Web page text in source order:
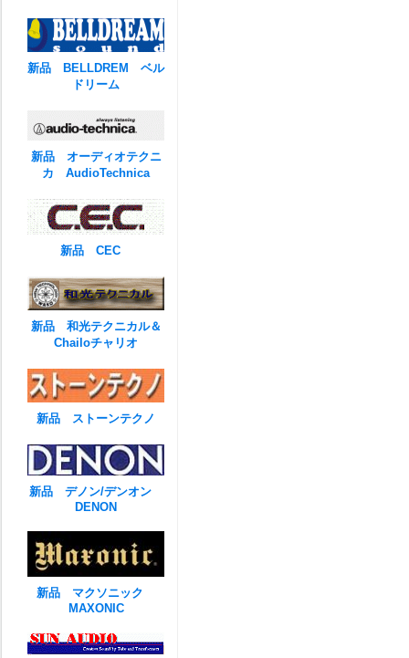
新品 BELLDREM ベル
ドリーム
新品 オーディオテクニ
カ AudioTechnica
新品 CEC
新品 和光テクニカル＆
Chailoチャリオ
新品 ストーンテクノ
新品 デノン/デンオン
DENON
新品 マクソニック
MAXONIC